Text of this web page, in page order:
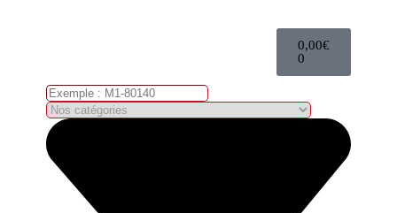
0,00€
0